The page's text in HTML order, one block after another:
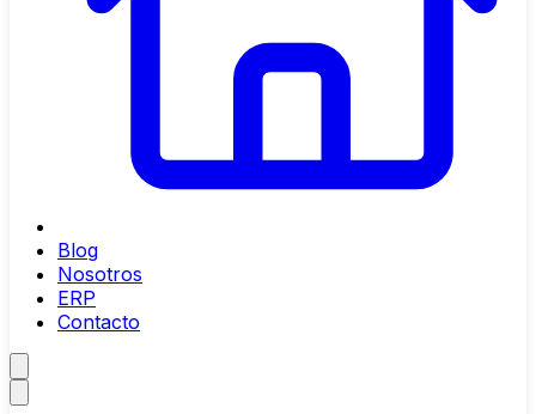
Blog
Nosotros
ERP
Contacto